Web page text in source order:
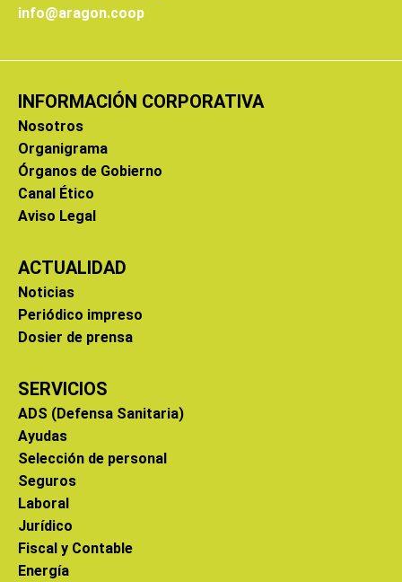
info@aragon.coop
INFORMACIÓN CORPORATIVA
Nosotros
Organigrama
Órganos de Gobierno
Canal Ético
Aviso Legal
ACTUALIDAD
Noticias
Periódico impreso
Dosier de prensa
SERVICIOS
ADS (Defensa Sanitaria)
Ayudas
Selección de personal
Seguros
Laboral
Jurídico
Fiscal y Contable
Energía